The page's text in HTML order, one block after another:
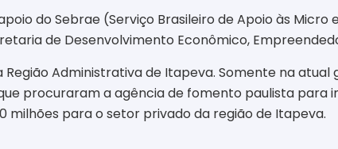
do Sebrae (Serviço Brasileiro de Apoio às Micro
de Desenvolvimento Econômico,
Administrativa de Itapeva. Somente na atual
procuraram a agência de fomento paulista para
milhões para o setor privado da região de Itapeva.